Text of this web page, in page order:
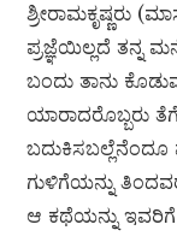
ಶ್ರೀರಾಮಕೃಷ್ಣರು
ಪ್ರಜ್ಞೆಯಿಲ್ಲದೆ ತನ್ನ
ಬಂದು ತಾನು
ಯಾರಾದರೊಬ್ಬರು
ಬದುಕಿಸಬಲ್ಲೆನೆಂದೂ
ಗುಳಿಗೆಯನ್ನು
ಆ ಕಥೆಯನ್ನು ಇವರಿಗೆ